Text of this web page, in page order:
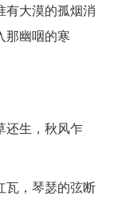
有大漠的孤烟消
那幽咽的寒
还生，秋风乍
瓦，琴瑟的弦断